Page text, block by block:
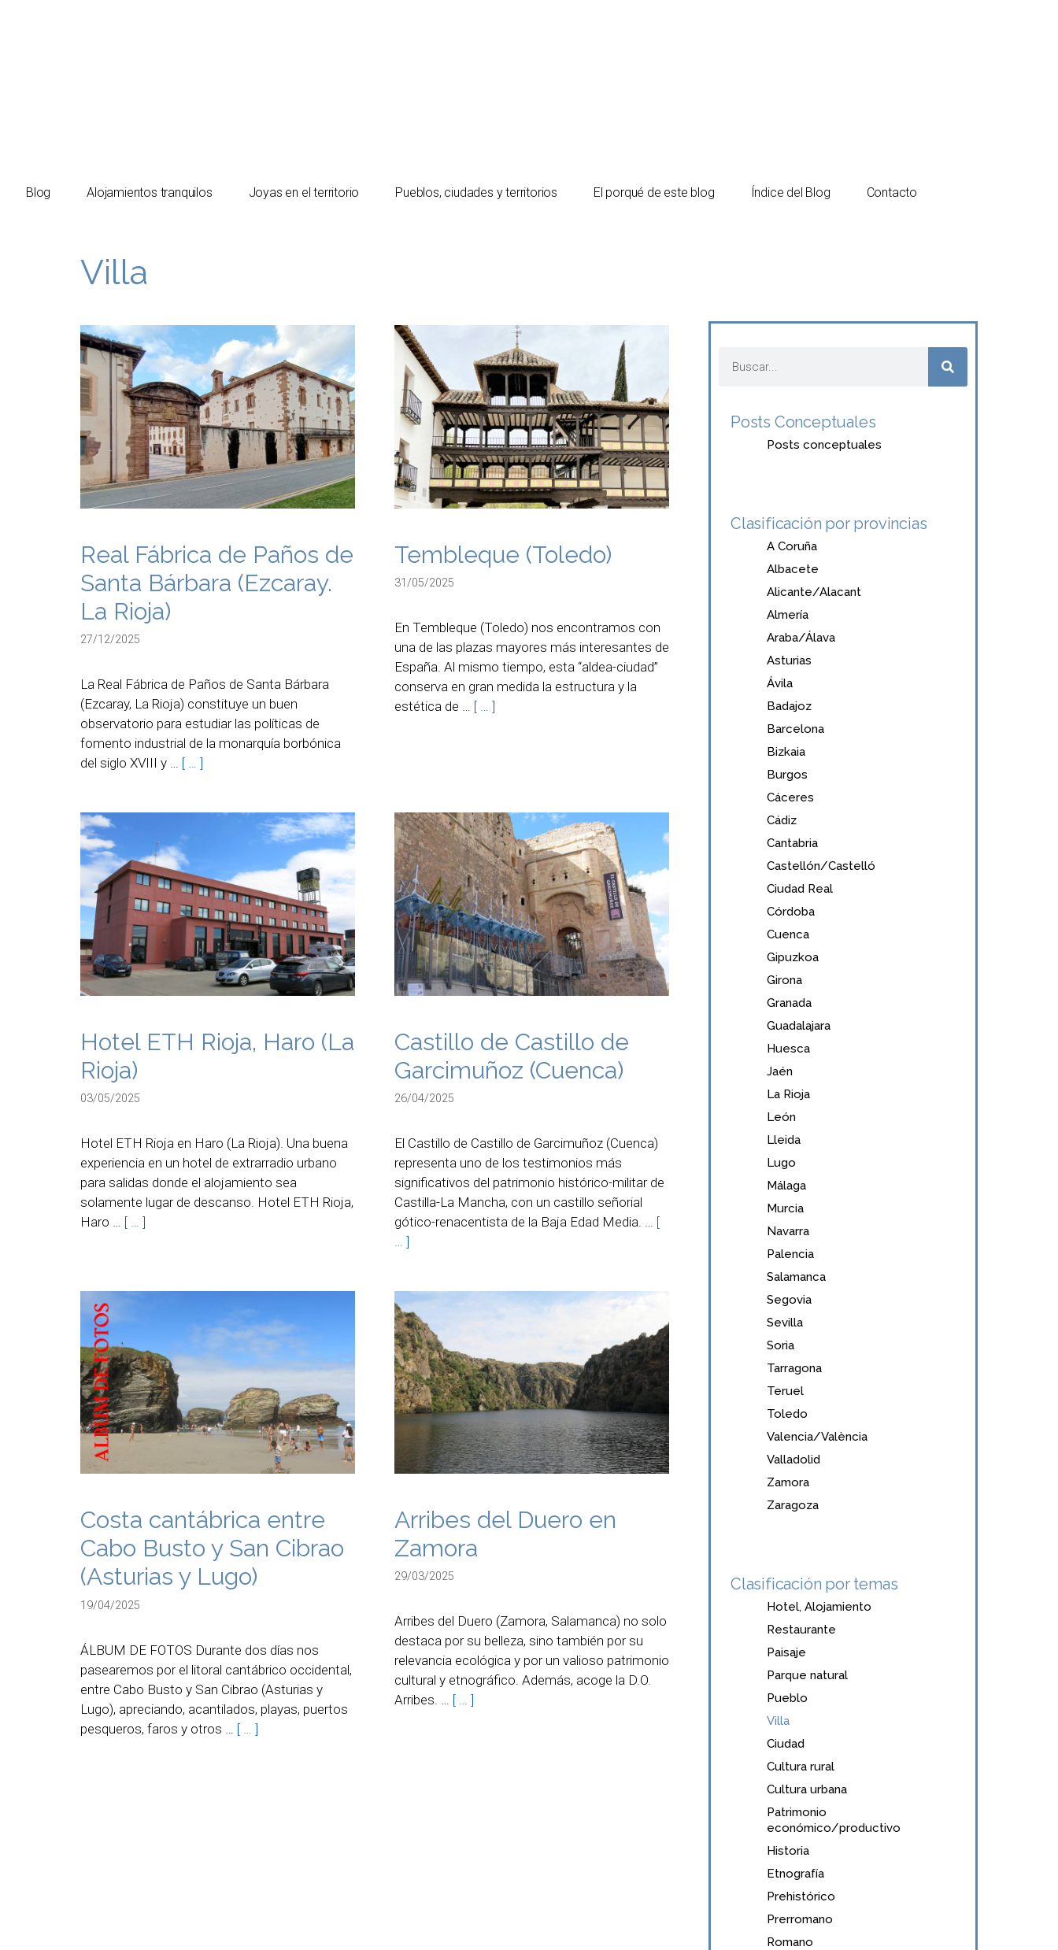
Blog Alojamientos tranquilos Joyas en el territorio Pueblos, ciudades y territorios El porqué de este blog Índice del Blog Contacto
Villa
Real Fábrica de Paños de
Santa Bárbara (Ezcaray.
La Rioja)
27/12/2025
La Real Fábrica de Paños de Santa Bárbara
(Ezcaray, La Rioja) constituye un buen
observatorio para estudiar las políticas de
fomento industrial de la monarquía borbónica
del siglo XVIII y … [ … ]
Tembleque (Toledo)
31/05/2025
En Tembleque (Toledo) nos encontramos con
una de las plazas mayores más interesantes de
España. Al mismo tiempo, esta “aldea-ciudad”
conserva en gran medida la estructura y la
estética de … [ … ]
Hotel ETH Rioja, Haro (La
Rioja)
03/05/2025
Hotel ETH Rioja en Haro (La Rioja). Una buena
experiencia en un hotel de extrarradio urbano
para salidas donde el alojamiento sea
solamente lugar de descanso. Hotel ETH Rioja,
Haro … [ … ]
Castillo de Castillo de
Garcimuñoz (Cuenca)
26/04/2025
El Castillo de Castillo de Garcimuñoz (Cuenca)
representa uno de los testimonios más
significativos del patrimonio histórico-militar de
Castilla-La Mancha, con un castillo señorial
gótico-renacentista de la Baja Edad Media. … [
… ]
Costa cantábrica entre
Cabo Busto y San Cibrao
(Asturias y Lugo)
19/04/2025
ÁLBUM DE FOTOS Durante dos días nos
pasearemos por el litoral cantábrico occidental,
entre Cabo Busto y San Cibrao (Asturias y
Lugo), apreciando, acantilados, playas, puertos
pesqueros, faros y otros … [ … ]
Arribes del Duero en
Zamora
29/03/2025
Arribes del Duero (Zamora, Salamanca) no solo
destaca por su belleza, sino también por su
relevancia ecológica y por un valioso patrimonio
cultural y etnográfico. Además, acoge la D.O.
Arribes. … [ … ]
Posts Conceptuales
Posts conceptuales
Clasificación por provincias
A Coruña
Albacete
Alicante/Alacant
Almería
Araba/Álava
Asturias
Ávila
Badajoz
Barcelona
Bizkaia
Burgos
Cáceres
Cádiz
Cantabria
Castellón/Castelló
Ciudad Real
Córdoba
Cuenca
Gipuzkoa
Girona
Granada
Guadalajara
Huesca
Jaén
La Rioja
León
Lleida
Lugo
Málaga
Murcia
Navarra
Palencia
Salamanca
Segovia
Sevilla
Soria
Tarragona
Teruel
Toledo
Valencia/València
Valladolid
Zamora
Zaragoza
Clasificación por temas
Hotel, Alojamiento
Restaurante
Paisaje
Parque natural
Pueblo
Villa
Ciudad
Cultura rural
Cultura urbana
Patrimonio
económico/productivo
Historia
Etnografía
Prehistórico
Prerromano
Romano